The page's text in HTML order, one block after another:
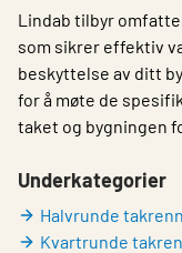
Kontakt oss
Choose languge
Lindab tilbyr
som sikrer effektiv
beskyttelse av ditt
for å møte de
taket og bygningen
Underkategorier
Halvrunde
Kvartrunde